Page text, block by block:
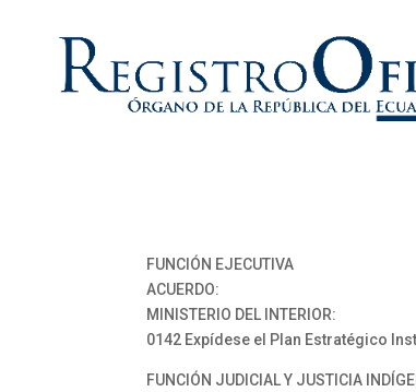
FUNCIÓN EJECUTIVA
ACUERDO:
MINISTERIO DEL INTERIOR:
0142 Expídese el Plan Estratégico
FUNCIÓN JUDICIAL Y JUSTICIA